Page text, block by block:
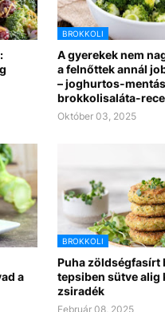
BROKKOLI
A gyerekek nem
a felnőttek annál
– joghurtos-mentás
brokkolisaláta-
Október 03, 2025
a
BROKKOLI
Puha zöldségfasírt
tepsiben sütve alig
zsiradék
Február 08, 2025